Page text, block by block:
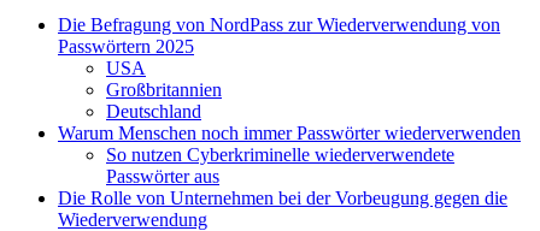
Die Befragung von NordPass zur Wiederverwendung von
Passwörtern 2025
USA
Großbritannien
Deutschland
Warum Menschen noch immer Passwörter wiederverwenden
So nutzen Cyberkriminelle wiederverwendete
Passwörter aus
Die Rolle von Unternehmen bei der Vorbeugung gegen die
Wiederverwendung